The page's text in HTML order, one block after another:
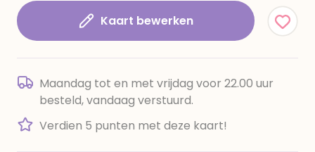
Kaart bewerken
Maandag tot en met vrijdag voor 22.00 uur
besteld, vandaag verstuurd.
Verdien 5 punten met deze kaart!